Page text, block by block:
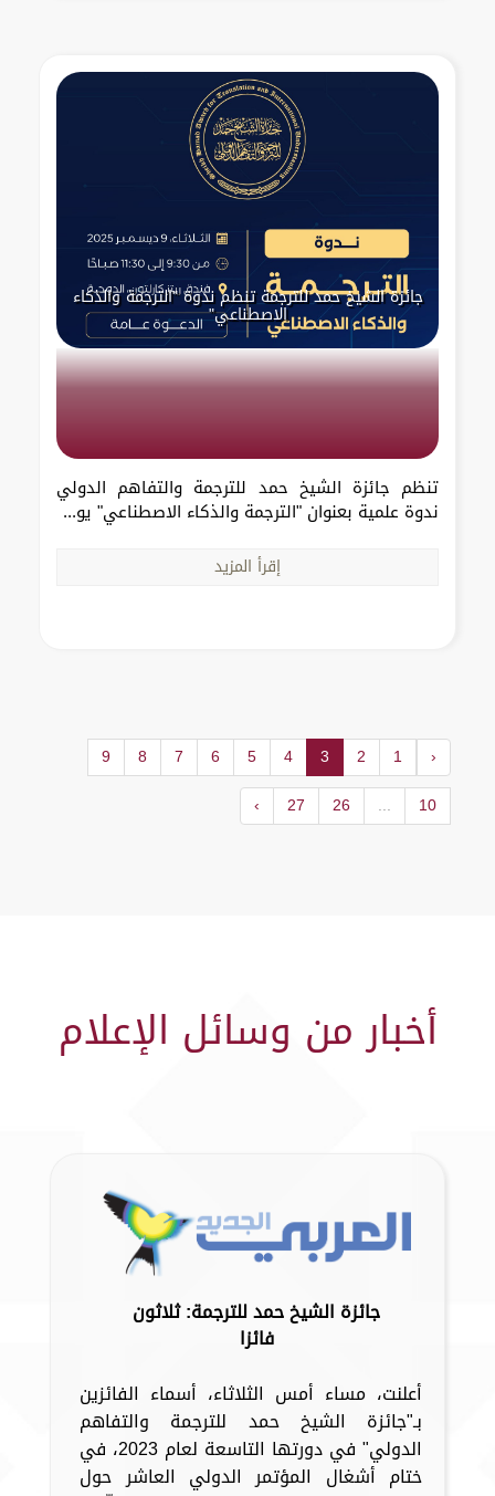
جائزة الشيخ حمد للترجمة تنظم ندوة "الترجمة والذكاء
الاصطناعي"
تنظم جائزة الشيخ حمد للترجمة والتفاهم الدولي
ندوة علمية بعنوان "الترجمة والذكاء الاصطناعي" يو...
إقرأ المزيد
‹
1
2
3
4
5
6
7
8
9
10
...
26
27
›
أخبار من وسائل الإعلام
جائزة الشيخ حمد للترجمة: ثلاثون
فائزا
أعلنت، مساء أمس الثلاثاء، أسماء الفائزين
بـ"جائزة الشيخ حمد للترجمة والتفاهم
الدولي" في دورتها التاسعة لعام 2023، في
ختام أشغال المؤتمر الدولي العاشر حول